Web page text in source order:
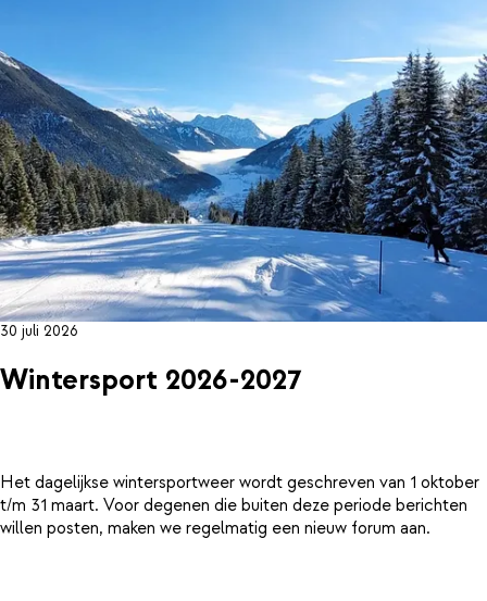
30 juli 2026
Wintersport 2026-2027
Het dagelijkse wintersportweer wordt geschreven van 1 oktober
t/m 31 maart. Voor degenen die buiten deze periode berichten
willen posten, maken we regelmatig een nieuw forum aan.